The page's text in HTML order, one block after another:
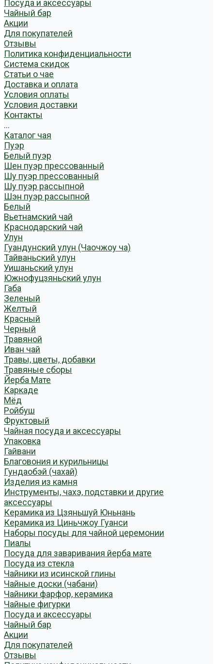
Посуда и аксессуары
Чайный бар
Акции
Для покупателей
Отзывы
Политика конфиденциальности
Система скидок
Статьи о чае
Доставка и оплата
Условия оплаты
Условия доставки
Контакты
...
Каталог чая
Пуэр
Белый пуэр
Шен пуэр прессованный
Шу пуэр прессованный
Шу пуэр рассыпной
Шэн пуэр рассыпной
Белый
Вьетнамский чай
Краснодарский чай
Улун
Гуандунский улун (Чаочжоу ча)
Тайваньский улун
Уишаньский улун
Южнофуцзяньский улун
Габа
Зеленый
Желтый
Красный
Черный
Травяной
Иван чай
Травы, цветы, добавки
Травяные сборы
Йерба Мате
Каркаде
Мёд
Ройбуш
Фруктовый
Чайная посуда и аксессуары
Упаковка
Гайвани
Благовония и курильницы
Гундаобэй (чахай)
Изделия из камня
Инструменты, чахэ, подставки и другие
аксессуары
Керамика из Цзяньшуй Юньнань
Керамика из Циньчжоу Гуанси
Наборы посуды для чайной церемонии
Пиалы
Посуда для заваривания йерба мате
Посуда из стекла
Чайники из исинской глины
Чайные доски (чабани)
Чайники фарфор, керамика
Чайные фигурки
Посуда и аксессуары
Чайный бар
Акции
Для покупателей
Отзывы